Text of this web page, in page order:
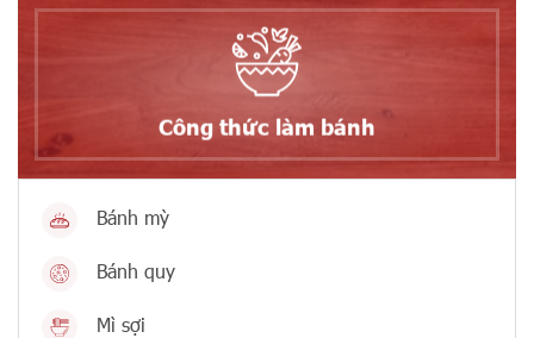
Công thức làm bánh
Bánh mỳ
Bánh quy
Mì sợi